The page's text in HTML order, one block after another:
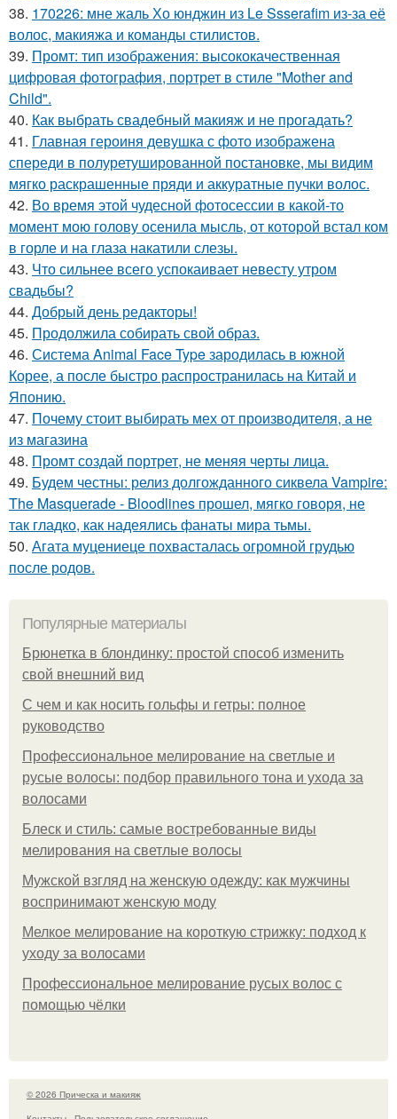
38. 170226: мне жаль Хо юнджин из Le Ssserafim из-за её
волос, макияжа и команды стилистов.
39. Промт: тип изображения: высококачественная
цифровая фотография, портрет в стиле "Mother and
Child".
40. Как выбрать свадебный макияж и не прогадать?
41. Главная героиня девушка с фото изображена
спереди в полуретушированной постановке, мы видим
мягко раскрашенные пряди и аккуратные пучки волос.
42. Во время этой чудесной фотосессии в какой-то
момент мою голову осенила мысль, от которой встал ком
в горле и на глаза накатили слезы.
43. Что сильнее всего успокаивает невесту утром
свадьбы?
44. Добрый день редакторы!
45. Продолжила собирать свой образ.
46. Система Animal Face Type зародилась в южной
Корее, а после быстро распространилась на Китай и
Японию.
47. Почему стоит выбирать мех от производителя, а не
из магазина
48. Промт создай портрет, не меняя черты лица.
49. Будем честны: релиз долгожданного сиквела Vampire:
The Masquerade - Bloodlines прошел, мягко говоря, не
так гладко, как надеялись фанаты мира тьмы.
50. Агата муцениеце похвасталась огромной грудью
после родов.
Популярные материалы
Брюнетка в блондинку: простой способ изменить
свой внешний вид
С чем и как носить гольфы и гетры: полное
руководство
Профессиональное мелирование на светлые и
русые волосы: подбор правильного тона и ухода за
волосами
Блеск и стиль: самые востребованные виды
мелирования на светлые волосы
Мужской взгляд на женскую одежду: как мужчины
воспринимают женскую моду
Мелкое мелирование на короткую стрижку: подход к
уходу за волосами
Профессиональное мелирование русых волос с
помощью чёлки
© 2026 Прическа и макияж